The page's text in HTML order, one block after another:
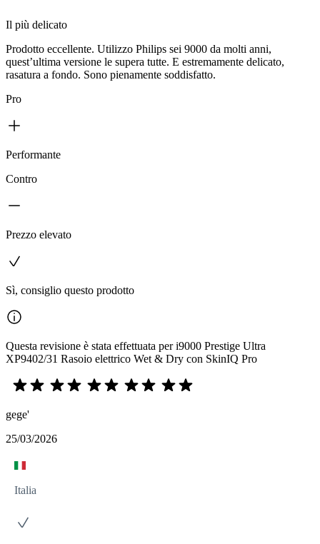
Il più delicato
Prodotto eccellente. Utilizzo Philips sei 9000 da molti anni,
quest’ultima versione le supera tutte. E estremamente delicato,
rasatura a fondo. Sono pienamente soddisfatto.
Pro
Performante
Contro
Prezzo elevato
Sì, consiglio questo prodotto
Questa revisione è stata effettuata per i9000 Prestige Ultra
XP9402/31 Rasoio elettrico Wet & Dry con SkinIQ Pro
gege'
25/03/2026
Italia